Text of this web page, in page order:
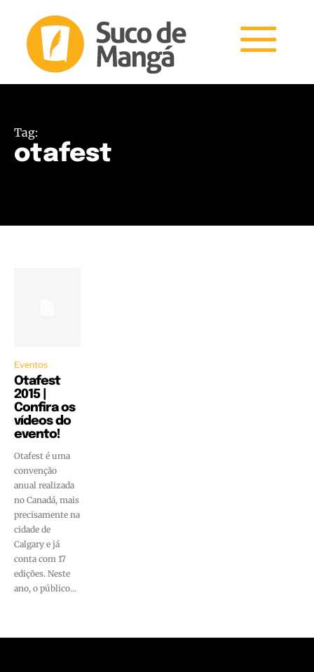
Tag:
otafest
Eventos
Otafest
2015 |
Confira os
vídeos do
evento!
Otafest é uma
convenção
anual realizada
no Canadá, mais
precisamente na
cidade de
Calgary e já
conta com 17
edições. Neste
ano, o público...